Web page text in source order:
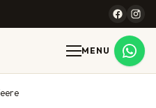
MENU